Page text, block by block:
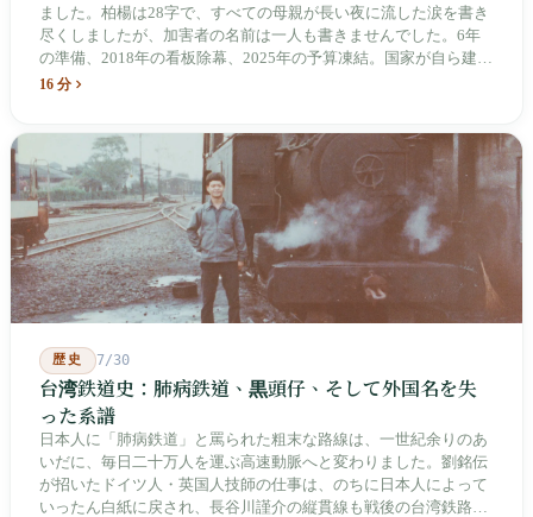
ました。柏楊は28字で、すべての母親が長い夜に流した涙を書き
尽くしましたが、加害者の名前は一人も書きませんでした。6年
の準備、2018年の看板除幕、2025年の予算凍結。国家が自ら建
て、自らが行ったことを記念する博物館です。しかし解厳から39
16 分
歴史 7/30
台湾鉄道史：肺病鉄道、黒頭仔、そして外国名を失
った系譜
日本人に「肺病鉄道」と罵られた粗末な路線は、一世紀余りのあ
いだに、毎日二十万人を運ぶ高速動脈へと変わりました。劉銘伝
が招いたドイツ人・英国人技師の仕事は、のちに日本人によって
いったん白紙に戻され、長谷川謹介の縦貫線も戦後の台湾鉄路に